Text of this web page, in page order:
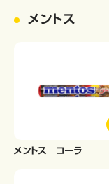
メントス
メントス コーラ